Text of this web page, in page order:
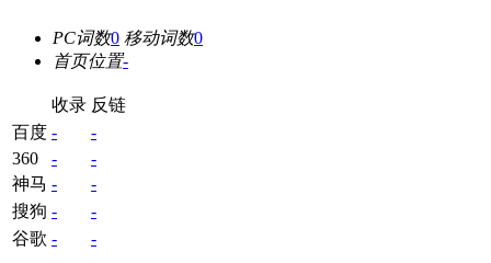
PC词数0 移动词数0
首页位置-
收录 反链
百度 -
-
360
-
-
神马 -
-
搜狗 -
-
谷歌 - -